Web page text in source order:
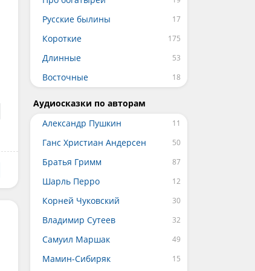
Русские былины
Короткие
Длинные
Восточные
Аудиосказки по авторам
Александр Пушкин
Ганс Христиан Андерсен
Братья Гримм
Шарль Перро
Корней Чуковский
Владимир Сутеев
Самуил Маршак
Мамин-Сибиряк